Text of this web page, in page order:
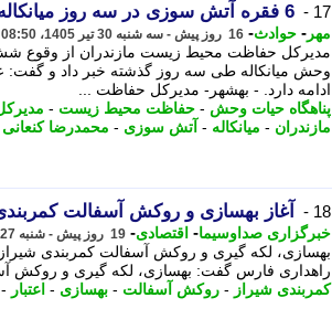
17 - 6 فقره آتش سوزی در سه روز میانکاله را درگیر کرد
مهر - حوادث- 16 روز پیش - سه شنبه 30 تیر 1405، 08:50
مدیرکل حفاظت محیط زیست مازندران از وقوع
وحش میانکاله طی سه روز گذشته خبر داد و گفت:
ادامه دارد. - بهشهر- مدیرکل حفاظت ...
پناهگاه حیات وحش - حفاظت محیط زیست -
مازندران - میانکاله - آتش سوزی - محمدرضا کنعانی
18 - آغاز بهسازی و روکش آسفالت
خبرگزاری صداوسیما- اقتصادی- 19 روز پیش - شنبه 27 تیر 1405، 10:15
راهداری فارس گفت: بهسازی، لکه گیری و روکش
کمربندی شیراز - روکش آسفالت - بهسازی - اعتبار